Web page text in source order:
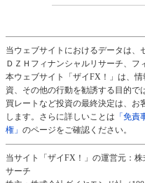
当ウェブサイトにおけるデータは、
ＤＺＨフィナンシャルリサーチ、フ
本ウェブサイト「ザイFX！」は、
資、その他の行動を勧誘する目的
買レートなど投資の最終決定は、お
します。さらに詳しいことは 「免責
権」 のページをご確認ください。
当サイト「ザイFX！」の運営元：
サーチ